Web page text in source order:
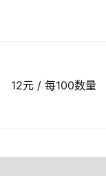
12元 / 每100数量